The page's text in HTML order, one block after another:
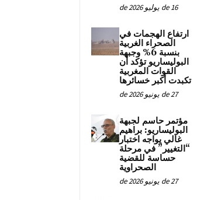
16 de يوليو de 2026
ارتفاع الهجمات في
الصحراء الغربية
بنسبة 6% وجبهة
البوليساريو تؤكد أن
القوات المغربية
تكبدت أكبر خسائرها
27 de يونيو de 2026
مؤتمر حاسم لجبهة
البوليساريو: براهيم
غالي يواجه اختبار
“التغيير” في مرحلة
حساسة للقضية
الصحراوية
27 de يونيو de 2026